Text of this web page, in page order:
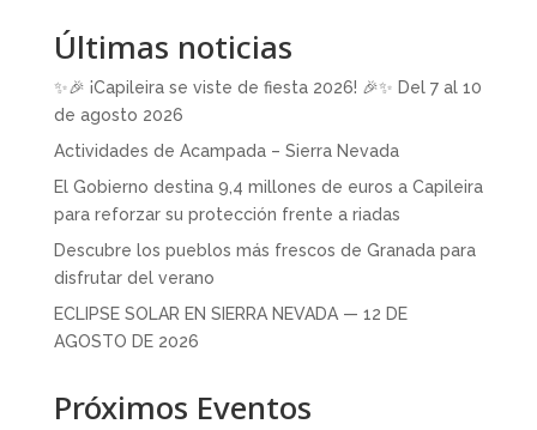
Últimas noticias
✨🎉 ¡Capileira se viste de fiesta 2026! 🎉✨ Del 7 al 10
de agosto 2026
Actividades de Acampada – Sierra Nevada
El Gobierno destina 9,4 millones de euros a Capileira
para reforzar su protección frente a riadas
Descubre los pueblos más frescos de Granada para
disfrutar del verano
ECLIPSE SOLAR EN SIERRA NEVADA — 12 DE
AGOSTO DE 2026
Próximos Eventos